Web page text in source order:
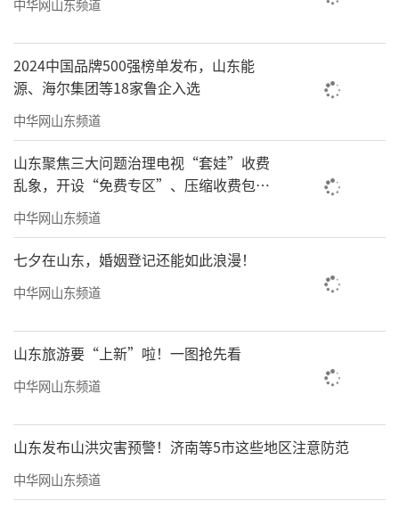
中华网山东频道
2024中国品牌500强榜单发布，山东能
源、海尔集团等18家鲁企入选
中华网山东频道
山东聚焦三大问题治理电视“套娃”收费
乱象，开设“免费专区”、压缩收费包比
例70%以上
中华网山东频道
七夕在山东，婚姻登记还能如此浪漫！
中华网山东频道
山东旅游要“上新”啦！一图抢先看
中华网山东频道
山东发布山洪灾害预警！济南等5市这些地区注意防范
中华网山东频道